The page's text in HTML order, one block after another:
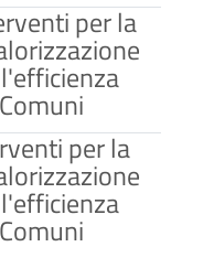
per la
per la